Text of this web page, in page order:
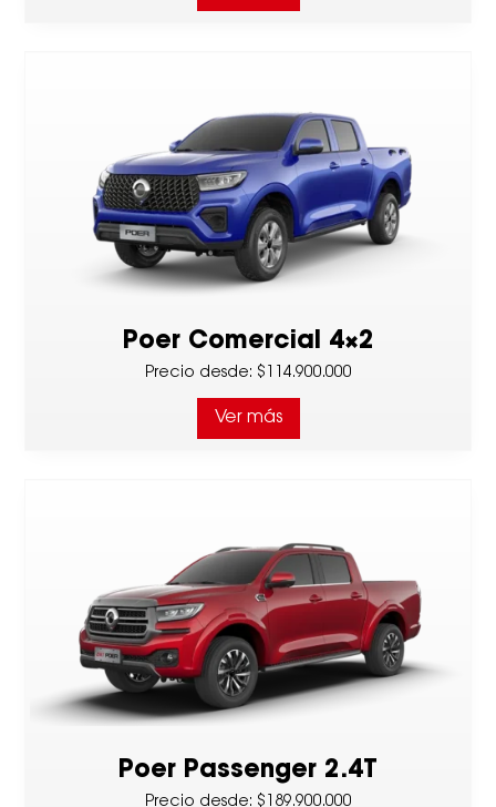
Poer Comercial 4×2
Precio desde: $114.900.000
Ver más
Poer Passenger 2.4T
Precio desde: $189.900.000